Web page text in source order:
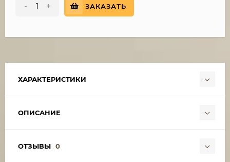
- + ЗАКАЗАТЬ
ХАРАКТЕРИСТИКИ
ОПИСАНИЕ
ОТЗЫВЫ 0